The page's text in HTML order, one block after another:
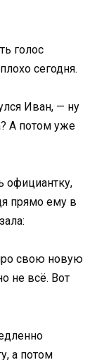
голос
сегодня.
Иван, — ну
А потом уже
официантку,
прямо ему в
свою новую
не всё. Вот
а потом